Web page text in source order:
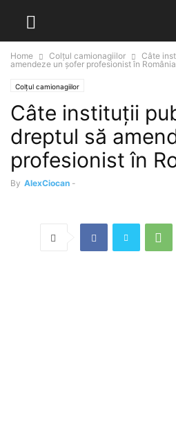
Home Colțul camionagiilor
Câte
amendeze un șofer profesionist în
Colțul camionagiilor
Câte instituții
dreptul să
profesionist în
By AlexCiocan -